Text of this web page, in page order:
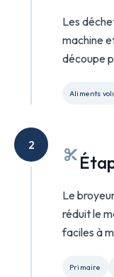
Les
machine
découpe
Aliments
2
Le
réduit le
faciles à
Primaire